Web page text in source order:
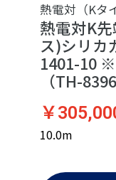
熱電対（Kタ
熱電対K
ス)シリカ
1401-10
（TH-
￥
10.0m